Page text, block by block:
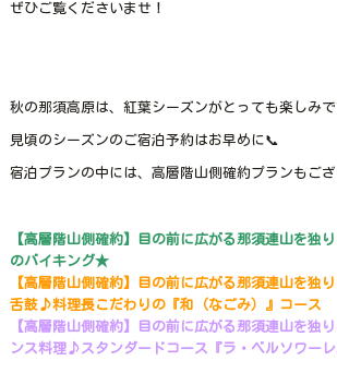
ぜひご覧くださいませ！
秋の那須高原は、紅葉シーズンがとっても楽しみで
見頃のシーズンのご宿泊予約はお早めに📞
宿泊プランの中には、高層階山側確約プランもご
【高層階山側確約】目の前に広がる那須連山を独
のバイキング★
【高層階山側確約】目の前に広がる那須連山を独
舌鼓♪料理長こだわりの『和（なごみ）』コース
【高層階山側確約】目の前に広がる那須連山を独
ンス料理♪スタンダードコース『ラ・ベルソワーレ